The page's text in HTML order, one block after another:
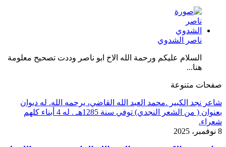
ناصر الشدوي
السلام عليكم ورحمة الله الاخ ابو ناصر وددت تصحيح معلومة
هنا...
صفحات متنوعة
شاعر نجد الكبير .محمد العبد الله القاضي، يرحمه الله. له ديوان
بعنوان ( من الشعر النجدي) توفي سنة 1285هـ . له 4 أبناء كلهم
شعراء.
8 نوفمبر، 2025